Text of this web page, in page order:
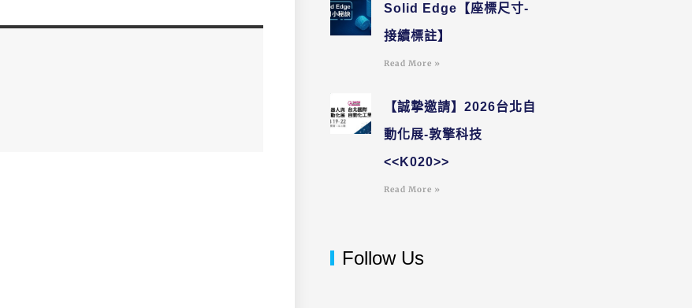
Solid Edge【座標尺寸-
接續標註】
Read More »
【誠摯邀請】2026台北自
動化展-敦擎科技
<<K020>>
Read More »
Follow Us